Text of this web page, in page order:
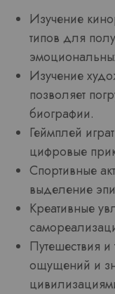
Изучение
типов для
Изучение
позволяет
биографии.
Геймплей
цифровые
Спортивные
выделение
Креативные
Путешествия
ощущений и